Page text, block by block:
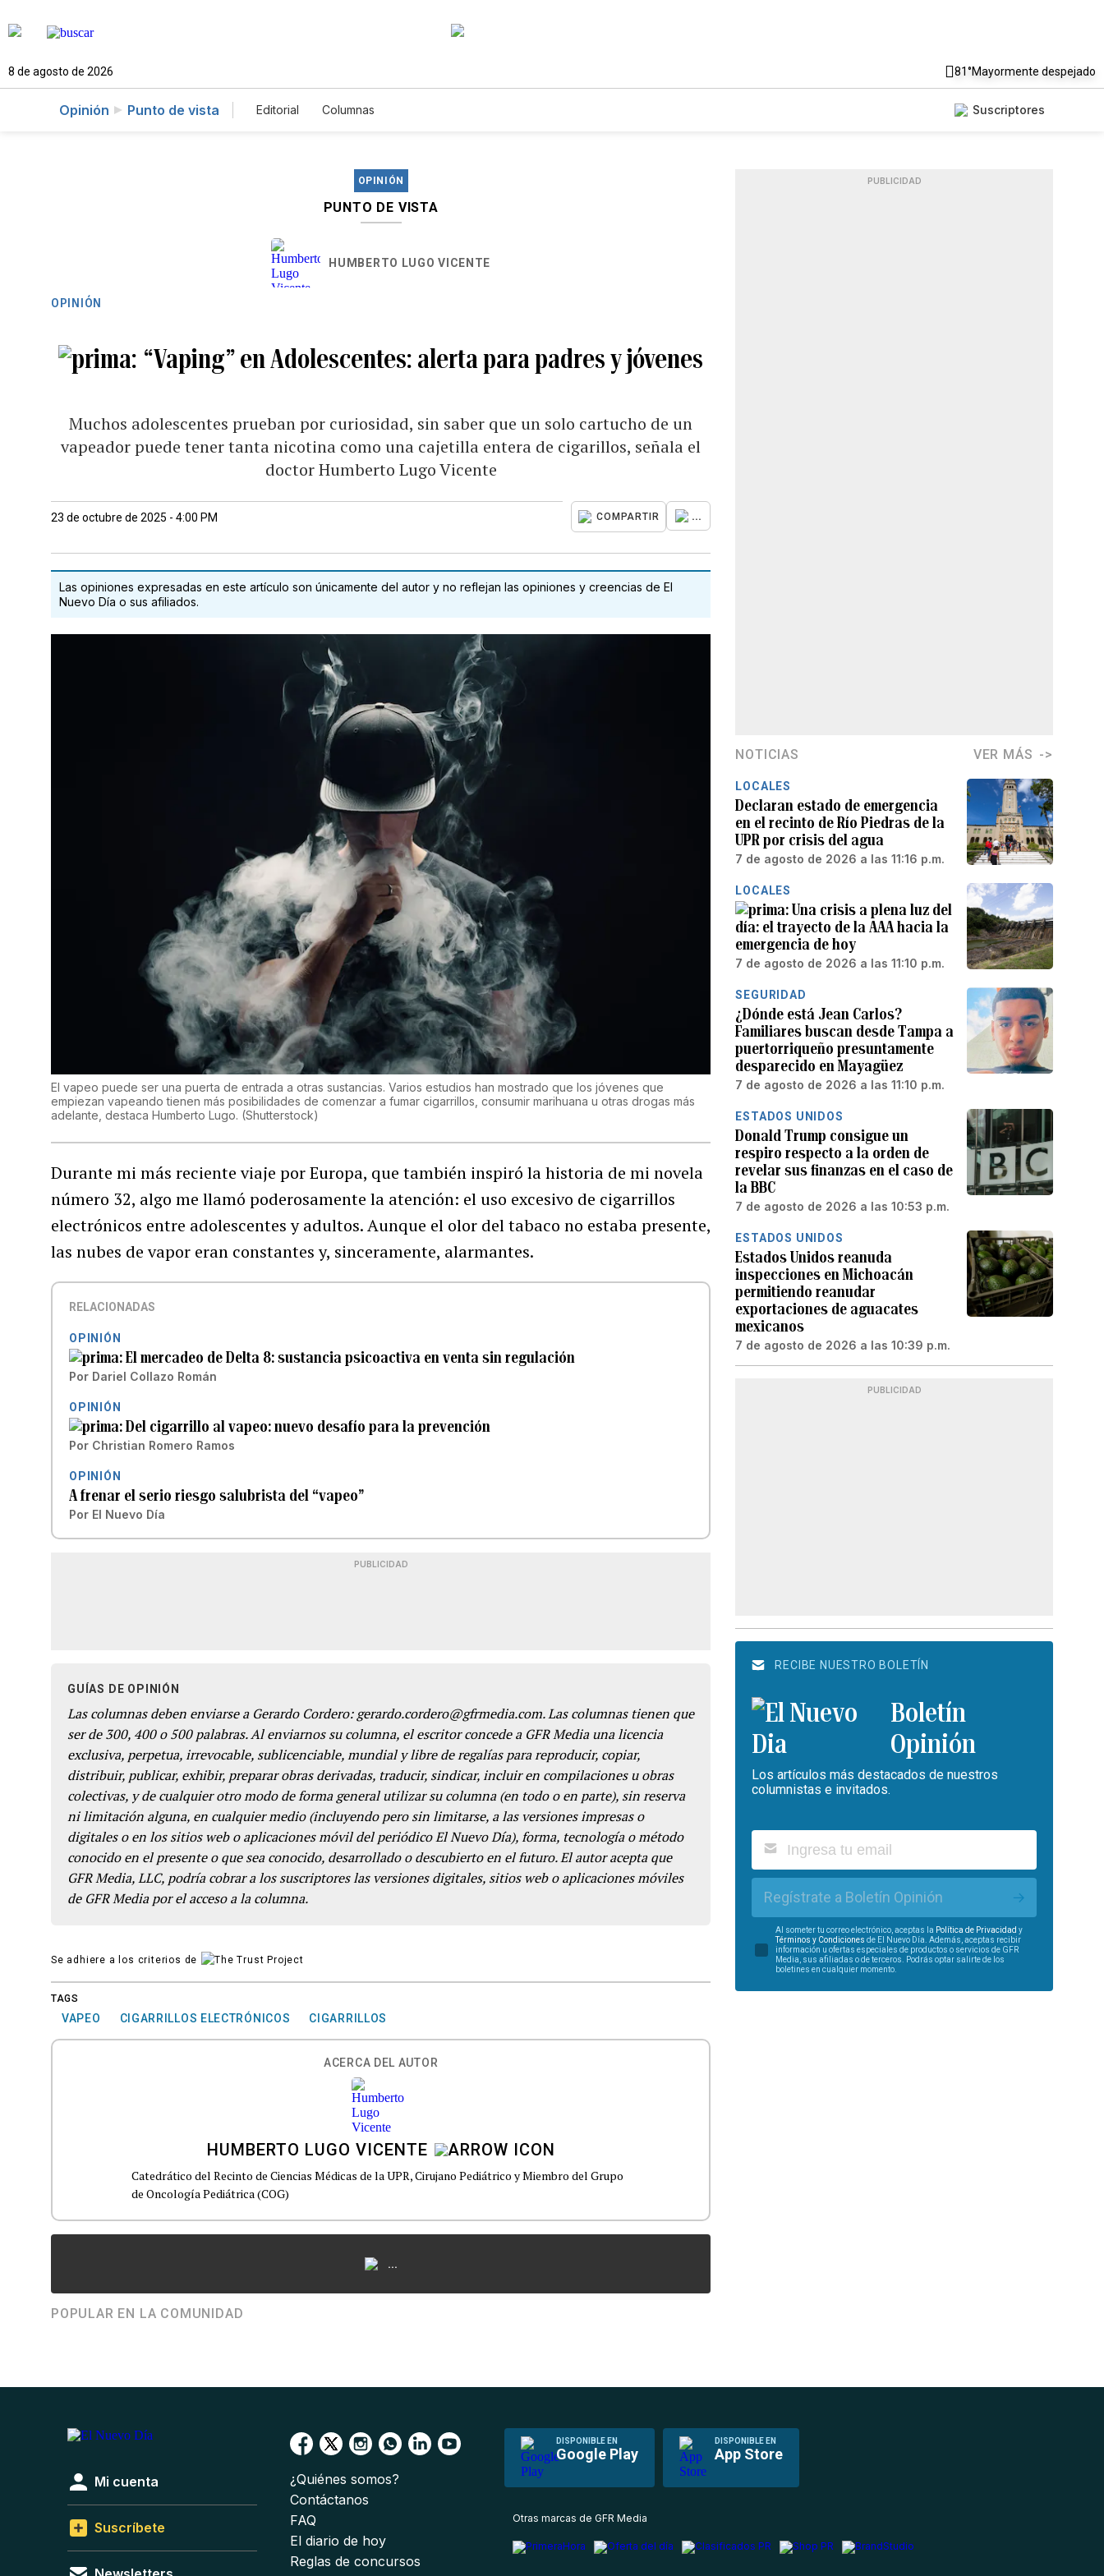
8 de agosto de 2026 81°Mayormente despejado
Opinión Punto de vista Editorial Columnas Suscriptores
OPINIÓN
PUNTO DE VISTA
HUMBERTO LUGO VICENTE
OPINIÓN
“Vaping” en Adolescentes: alerta para padres y jóvenes
Muchos adolescentes prueban por curiosidad, sin saber que un solo cartucho de un
vapeador puede tener tanta nicotina como una cajetilla entera de cigarillos, señala el
doctor Humberto Lugo Vicente
23 de octubre de 2025 - 4:00 PM COMPARTIR ...
Las opiniones expresadas en este artículo son únicamente del autor y no reflejan las opiniones y creencias de El
Nuevo Día o sus afiliados.
El vapeo puede ser una puerta de entrada a otras sustancias. Varios estudios han mostrado que los jóvenes que
empiezan vapeando tienen más posibilidades de comenzar a fumar cigarrillos, consumir marihuana u otras drogas más
adelante, destaca Humberto Lugo. (Shutterstock)
Durante mi más reciente viaje por Europa, que también inspiró la historia de mi novela
número 32, algo me llamó poderosamente la atención: el uso excesivo de cigarrillos
electrónicos entre adolescentes y adultos. Aunque el olor del tabaco no estaba presente,
las nubes de vapor eran constantes y, sinceramente, alarmantes.
RELACIONADAS
OPINIÓN
El mercadeo de Delta 8: sustancia psicoactiva en venta sin regulación
Por Dariel Collazo Román
OPINIÓN
Del cigarrillo al vapeo: nuevo desafío para la prevención
Por Christian Romero Ramos
OPINIÓN
A frenar el serio riesgo salubrista del “vapeo”
Por El Nuevo Día
PUBLICIDAD
GUÍAS DE OPINIÓN
Las columnas deben enviarse a Gerardo Cordero: gerardo.cordero@gfrmedia.com. Las columnas tienen que
ser de 300, 400 o 500 palabras. Al enviarnos su columna, el escritor concede a GFR Media una licencia
exclusiva, perpetua, irrevocable, sublicenciable, mundial y libre de regalías para reproducir, copiar,
distribuir, publicar, exhibir, preparar obras derivadas, traducir, sindicar, incluir en compilaciones u obras
colectivas, y de cualquier otro modo de forma general utilizar su columna (en todo o en parte), sin reserva
ni limitación alguna, en cualquier medio (incluyendo pero sin limitarse, a las versiones impresas o
digitales o en los sitios web o aplicaciones móvil del periódico El Nuevo Día), forma, tecnología o método
conocido en el presente o que sea conocido, desarrollado o descubierto en el futuro. El autor acepta que
GFR Media, LLC, podría cobrar a los suscriptores las versiones digitales, sitios web o aplicaciones móviles
de GFR Media por el acceso a la columna.
Se adhiere a los criterios de
TAGS
VAPEO CIGARRILLOS ELECTRÓNICOS CIGARRILLOS
ACERCA DEL AUTOR
HUMBERTO LUGO VICENTE
Catedrático del Recinto de Ciencias Médicas de la UPR, Cirujano Pediátrico y Miembro del Grupo
de Oncología Pediátrica (COG)
...
POPULAR EN LA COMUNIDAD
PUBLICIDAD
NOTICIAS VER MÁS
LOCALES
Declaran estado de emergencia
en el recinto de Río Piedras de la
UPR por crisis del agua
7 de agosto de 2026 a las 11:16 p.m.
LOCALES
Una crisis a plena luz del
día: el trayecto de la AAA hacia la
emergencia de hoy
7 de agosto de 2026 a las 11:10 p.m.
SEGURIDAD
¿Dónde está Jean Carlos?
Familiares buscan desde Tampa a
puertorriqueño presuntamente
desparecido en Mayagüez
7 de agosto de 2026 a las 11:10 p.m.
ESTADOS UNIDOS
Donald Trump consigue un
respiro respecto a la orden de
revelar sus finanzas en el caso de
la BBC
7 de agosto de 2026 a las 10:53 p.m.
ESTADOS UNIDOS
Estados Unidos reanuda
inspecciones en Michoacán
permitiendo reanudar
exportaciones de aguacates
mexicanos
7 de agosto de 2026 a las 10:39 p.m.
PUBLICIDAD
RECIBE NUESTRO BOLETÍN
Boletín
Opinión
Los artículos más destacados de nuestros
columnistas e invitados.
Regístrate a Boletín Opinión
Al someter tu correo electrónico, aceptas la Política de Privacidad y
Términos y Condiciones de El Nuevo Día. Además, aceptas recibir
información u ofertas especiales de productos o servicios de GFR
Media, sus afiliadas o de terceros. Podrás optar salirte de los
boletines en cualquier momento.
DISPONIBLE EN
Google Play
DISPONIBLE EN
App Store
Mi cuenta
Suscríbete
¿Quiénes somos?
Contáctanos
FAQ
El diario de hoy
Reglas de concursos
Otras marcas de GFR Media